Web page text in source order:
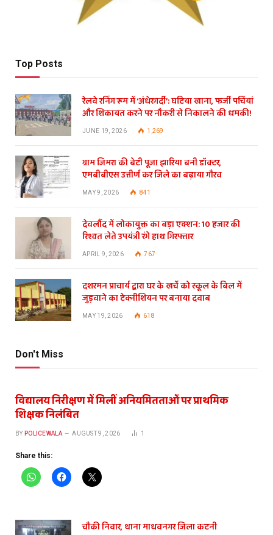
Top Posts
रेलवे रनिंग रूम में ‘अंधेरगर्दी’: घटिया खाना, फर्जी पर्चियां
और शिकायत करने पर नौकरी से निकालने की धमकी!
JUNE 19, 2026 1,269
ग्राम जिमरा की बेटी पूजा झारिया बनी डॉक्टर,
एमबीबीएस उत्तीर्ण कर जिले का बढ़ाया गौरव
MAY 9, 2026 841
देवलौंद में लोकायुक्त का बड़ा एक्शन: 10 हजार की
रिश्वत लेते उपयंत्री रंगे हाथ गिरफ्तार
APRIL 9, 2026 767
दशरमन प्राचार्य द्वारा घर के खर्चे को स्कूल के बिल में
जुड़वाने का टेक्नीशियन पर बनाया दवाब
MAY 19, 2026 618
Don't Miss
विद्यालय निरीक्षण में मिलीं अनियमितताओं पर प्राथमिक
शिक्षक निलंबित
BY POLICEWALA AUGUST 9, 2026 1
Share this:
चौकी निवार, थाना माधवनगर जिला कटनी